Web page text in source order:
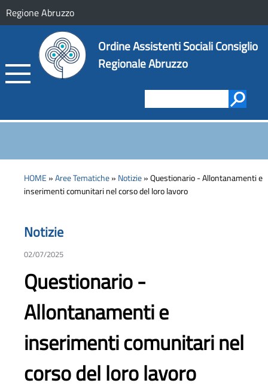
Regione Abruzzo
Ordine Assistenti Sociali Consiglio
Regionale Abruzzo
HOME »Aree Tematiche» Notizie» Questionario - Allontanamenti e
inserimenti comunitari nel corso del loro lavoro
Notizie
02/07/2025
Questionario -
Allontanamenti e
inserimenti comunitari nel
corso del loro lavoro